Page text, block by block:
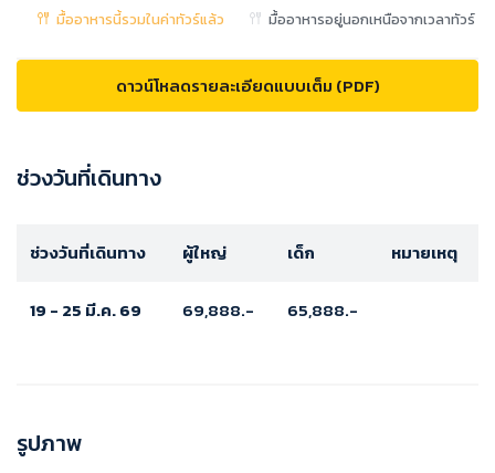
มื้ออาหารนี้รวมในค่าทัวร์แล้ว มื้ออาหารอยู่นอกเหนือจากเวลาทัวร์
ดาวน์โหลดรายละเอียดแบบเต็ม (PDF)
ช่วงวันที่เดินทาง
ช่วงวันที่เดินทาง ผู้ใหญ่ เด็ก หมายเหตุ
19 - 25 มี.ค. 69 69,888.- 65,888.-
รูปภาพ